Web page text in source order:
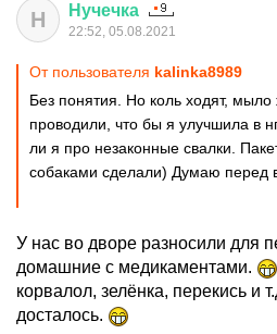
Н Нучечка
22:52, 05.08.2021
От пользователя kalinka8989
Без понятия. Но коль ходят,
проводили, что бы я улучшила в
ли я про незаконные свалки.
собаками сделали) Думаю перед
У нас во дворе разносили для
домашние с медикаментами.
корвалол, зелёнка, перекись и
досталось.